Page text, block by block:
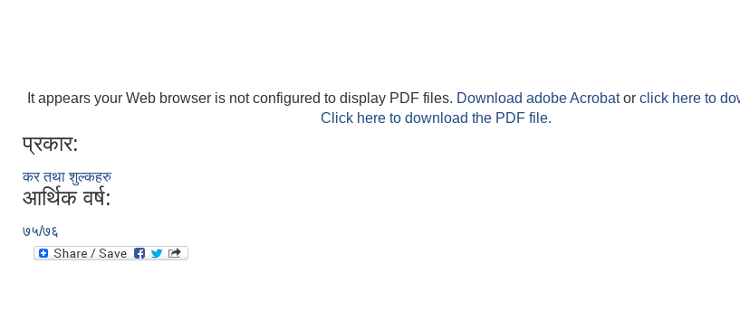
It appears your Web browser is not configured to display PDF files. Download adobe Acrobator click here to
Click here to download the PDF file.
प्रकार:
कर तथा शुल्कहरु
आर्थिक वर्ष:
७५/७६